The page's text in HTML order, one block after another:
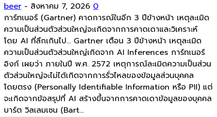
beer - สิงหาคม 7, 2026 0
การ์ทเนอร์ (Gartner) คาดการณ์ในอีก 3 ปีข้างหน้า เหตุละเมิด
ความเป็นส่วนตัวส่วนใหญ่จะเกิดจากการคาดเดาและวิเคราะห์
โดย AI ที่ลึกเกินไป... Gartner เตือน 3 ปีข้างหน้า เหตุละเมิด
ความเป็นส่วนตัวส่วนใหญ่เกิดจาก AI Inferences การ์ทเนอร์
อิงก์ เผยว่า ภายในปี พ.ศ. 2572 เหตุการณ์ละเมิดความเป็นส่วน
ตัวส่วนใหญ่จะไม่ได้เกิดจากการรั่วไหลของข้อมูลส่วนบุคคล
โดยตรง (Personally Identifiable Information หรือ PII) แต่
จะเกิดจากข้อสรุปที่ AI สร้างขึ้นจากการคาดเดาข้อมูลของบุคคล
บาร์ต วิลเลมเซน (Bart...